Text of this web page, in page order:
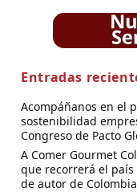
Entradas
Acompáñanos en el
sostenibilidad
Congreso de Pacto
A Comer Gourmet
que recorrerá el
de autor de Colombia